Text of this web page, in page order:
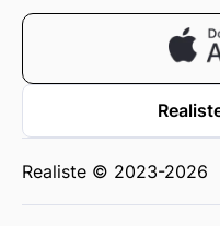
Realiste © 2023-2026